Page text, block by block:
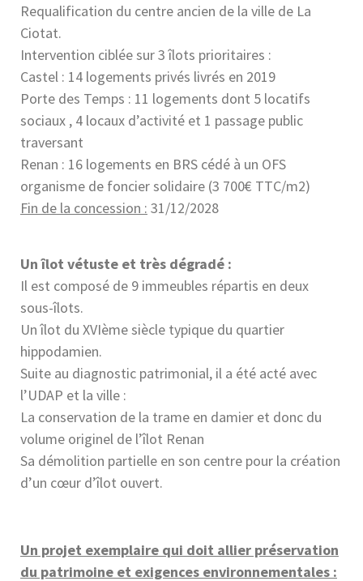
Requalification du centre ancien de la ville de La
Ciotat.
Intervention ciblée sur 3 îlots prioritaires :
Castel : 14 logements privés livrés en 2019
Porte des Temps : 11 logements dont 5 locatifs
sociaux , 4 locaux d’activité et 1 passage public
traversant
Renan : 16 logements en BRS cédé à un OFS
organisme de foncier solidaire (3 700€ TTC/m2)
Fin de la concession : 31/12/2028
Un îlot vétuste et très dégradé :
Il est composé de 9 immeubles répartis en deux
sous-îlots.
Un îlot du XVIème siècle typique du quartier
hippodamien.
Suite au diagnostic patrimonial, il a été acté avec
l’UDAP et la ville :
La conservation de la trame en damier et donc du
volume originel de l’îlot Renan
Sa démolition partielle en son centre pour la création
d’un cœur d’îlot ouvert.
Un projet exemplaire qui doit allier préservation
du patrimoine et exigences environnementales :